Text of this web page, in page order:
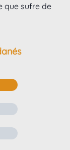
que sufre de